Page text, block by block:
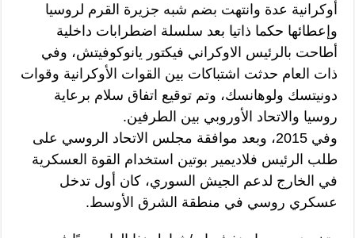
أوكرانية عدة وانتهت بضم شبه جزيرة القرم لروسيا
وإعطائها حكما ذاتيا بعد سلسلة اضطرابات داخلية
أطاحت بالرئيس الاوكراني فيكتور يانوكوفيتش، وفي
ذات العام حدثت اشتباكات بين القوات الأوكرانية وقوات
دونيتسك ولوهانسك، وتم توقيع اتفاق سلام برعاية
روسيا والاتحاد الأوروبي بين الطرفين.
وفي 2015، وبعد موافقة مجلس الاتحاد الروسي على
طلب الرئيس فلاديمير بوتين استخدام القوة العسكرية
في الخارج لدعم الجيش السوري، كان أول تدخل
عسكري روسي في منطقة الشرق الأوسط.